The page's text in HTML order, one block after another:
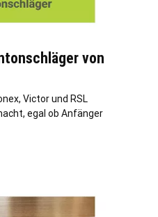
von
Victor und RSL
egal ob Anfänger